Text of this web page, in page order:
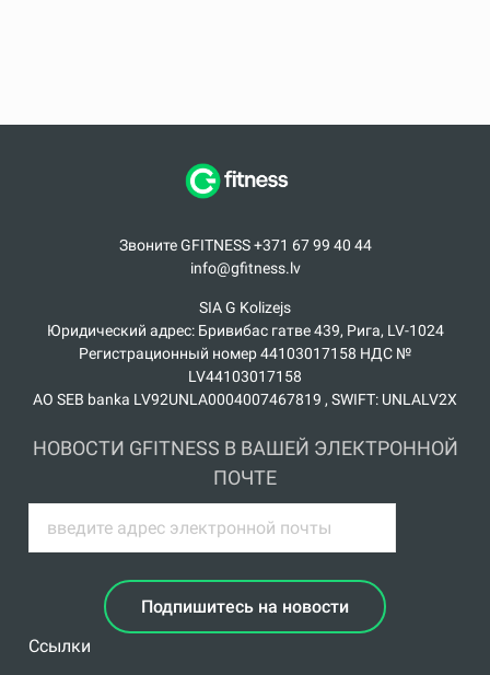
Звоните GFITNESS +371 67 99 40 44
info@gfitness.lv
SIA G Kolizejs
Юридический адрес: Бривибас гатве 439, Рига, LV-1024
Регистрационный номер 44103017158 НДС №
LV44103017158
АО SEB banka LV92UNLA0004007467819 , SWIFT: UNLALV2X
НОВОСТИ GFITNESS В ВАШЕЙ ЭЛЕКТРОННОЙ
ПОЧТЕ
Подпишитесь на новости
Ссылки